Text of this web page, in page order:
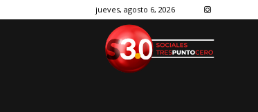
jueves, agosto 6, 2026